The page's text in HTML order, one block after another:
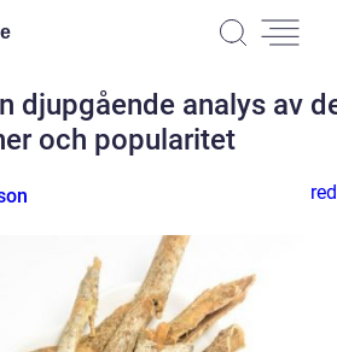
djupgående analys av
och popularitet